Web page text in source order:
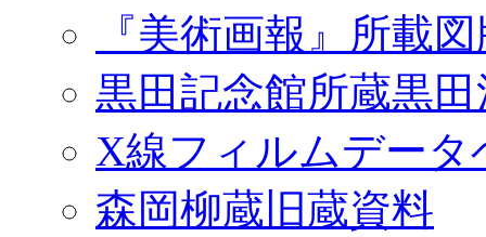
『美術画報』所載
黒田記念館所蔵黒
X線フィルムデータ
森岡柳蔵旧蔵資料